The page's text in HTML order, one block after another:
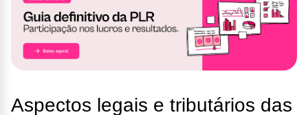
Aspectos legais e tributários das